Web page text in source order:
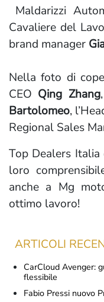
Maldarizzi
Cavaliere del
brand manager
Nella foto di
CEO Qing Zhang
Bartolomeo,
Regional Sales
Top Dealers
loro
anche a Mg
ottimo lavoro!
ARTICOLI
CarCloud Avenger:
flessibile
Fabio Pressi nuovo